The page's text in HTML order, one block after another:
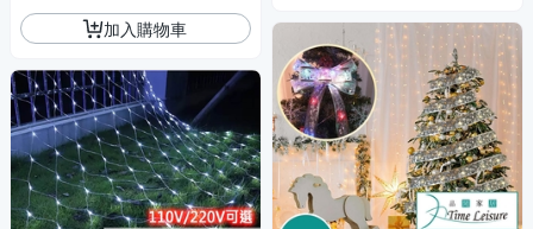
加入購物車